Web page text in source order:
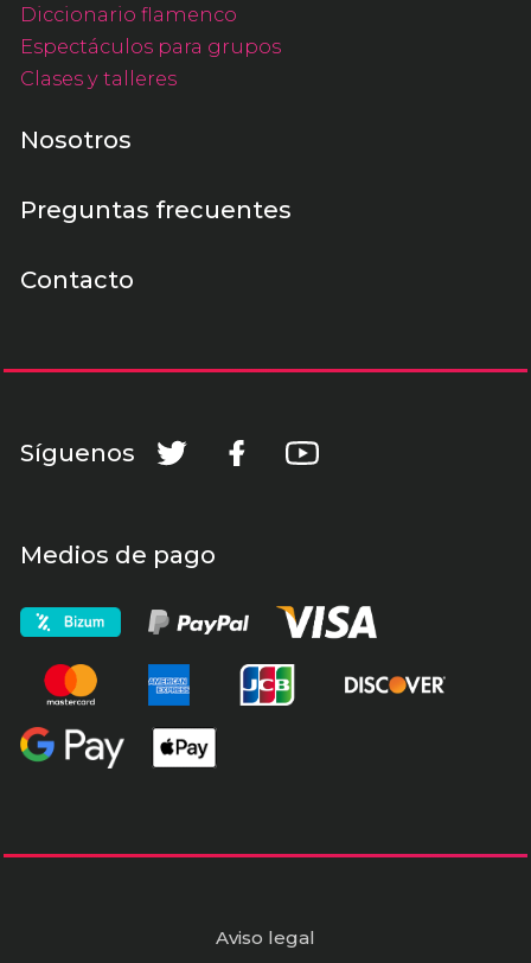
Diccionario flamenco
Espectáculos para grupos
Clases y talleres
Nosotros
Preguntas frecuentes
Contacto
Síguenos
Medios de pago
Aviso legal